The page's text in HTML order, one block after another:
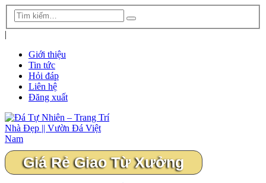
|
Giới thiệu
Tin tức
Hỏi đáp
Liên hệ
Đăng xuất
Giá Rẻ Giao Từ Xưởng